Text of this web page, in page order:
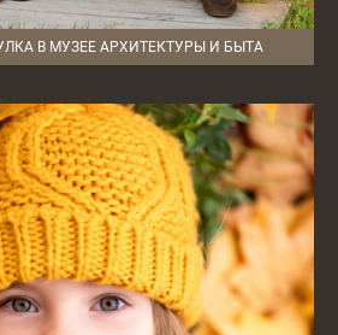
В МУЗЕЕ АРХИТЕКТУРЫ И БЫТА